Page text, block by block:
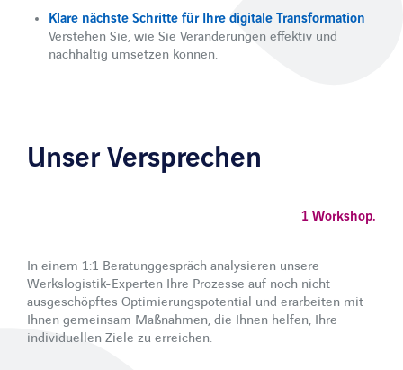
Kontakt
Klare nächste Schritte für Ihre digitale Transformation
Verstehen Sie, wie Sie Veränderungen effektiv und
nachhaltig umsetzen können.
Unser Versprechen
1 Workshop.
In einem 1:1 Beratunggespräch analysieren unsere
Werkslogistik-Experten Ihre Prozesse auf noch nicht
ausgeschöpftes Optimierungspotential und erarbeiten mit
Ihnen gemeinsam Maßnahmen, die Ihnen helfen, Ihre
individuellen Ziele zu erreichen.